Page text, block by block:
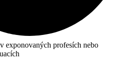
exponovaných profesích nebo